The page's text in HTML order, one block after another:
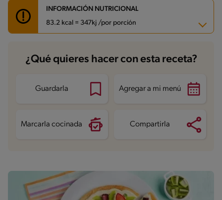
INFORMACIÓN NUTRICIONAL
83.2 kcal = 347kj /por porción
Carbohidratos 9.2 g
Energía 83.2 kcal
Proteína
Grasas saturadas 1.9 g
¿Qué quieres hacer con esta receta?
Guardarla Agregar a mi menú
Marcarla cocinada Compartirla